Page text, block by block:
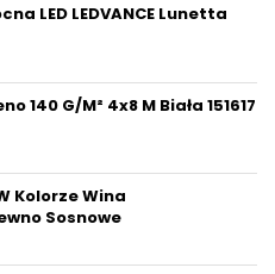
LED LEDVANCE Lunetta
140 G/M² 4x8 M Biała 151617
Kolorze Wina
Sosnowe